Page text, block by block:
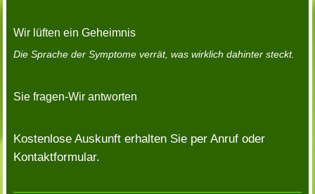
Wir lüften ein Geheimnis
Die Sprache der Symptome verrät, was wirklich dahinter steckt.
Sie fragen-Wir antworten
Kostenlose Auskunft erhalten Sie per Anruf oder
Kontaktformular.